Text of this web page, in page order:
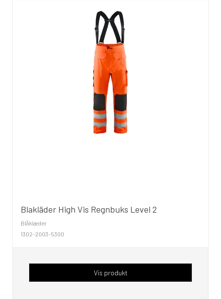
Blakläder High Vis Regnbuks Level 2
Blåklæder
1302-2003-5300
Vis produkt